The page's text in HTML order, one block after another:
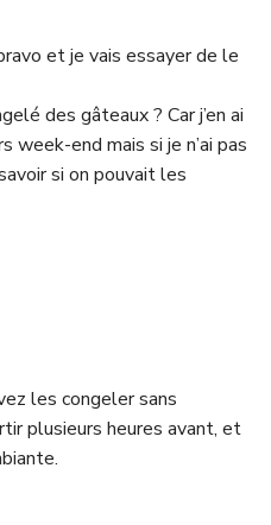
et je vais essayer de le
des gâteaux ? Car j’en ai
week-end mais si je n’ai pas
si on pouvait les
les congeler sans
plusieurs heures avant, et